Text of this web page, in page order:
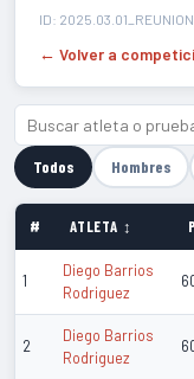
ID:
← Volver a
Todos Hombres
# ATLETA ↕
1
Diego Barrios
Rodriguez
2
Diego Barrios
Rodriguez